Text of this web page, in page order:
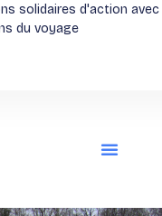
solidaires d'action avec
du voyage